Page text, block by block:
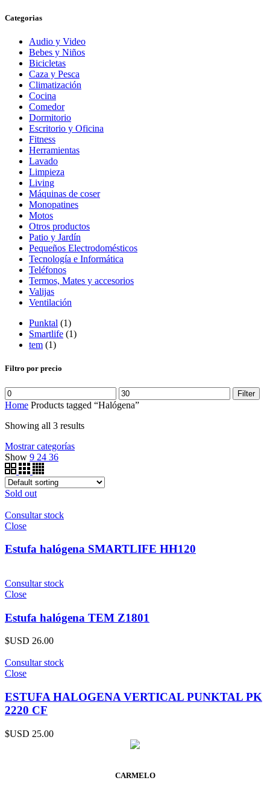
Categorias
Audio y Video
Bebes y Niños
Bicicletas
Caza y Pesca
Climatización
Cocina
Comedor
Dormitorio
Escritorio y Oficina
Fitness
Herramientas
Lavado
Limpieza
Living
Máquinas de coser
Monopatines
Motos
Otros productos
Patio y Jardín
Pequeños Electrodomésticos
Tecnología e Informática
Teléfonos
Termos, Mates y accesorios
Valijas
Ventilación
Punktal (1)
Smartlife (1)
tem (1)
Filtro por precio
Filter
Home Products tagged “Halógena”
Showing all 3 results
Mostrar categorías
Show 9 24 36
Sold out
Consultar stock
Close
Estufa halógena SMARTLIFE HH120
Consultar stock
Close
Estufa halógena TEM Z1801
$USD 26.00
Consultar stock
Close
ESTUFA HALOGENA VERTICAL PUNKTAL PK
2220 CF
$USD 25.00
CARMELO